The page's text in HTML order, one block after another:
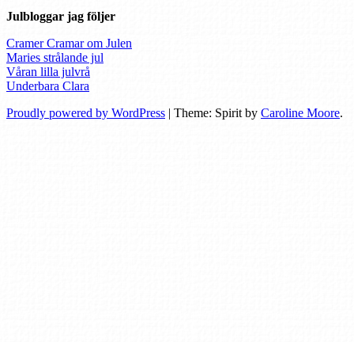
Julbloggar jag följer
Cramer Cramar om Julen
Maries strålande jul
Våran lilla julvrå
Underbara Clara
Proudly powered by WordPress | Theme: Spirit by Caroline Moore.